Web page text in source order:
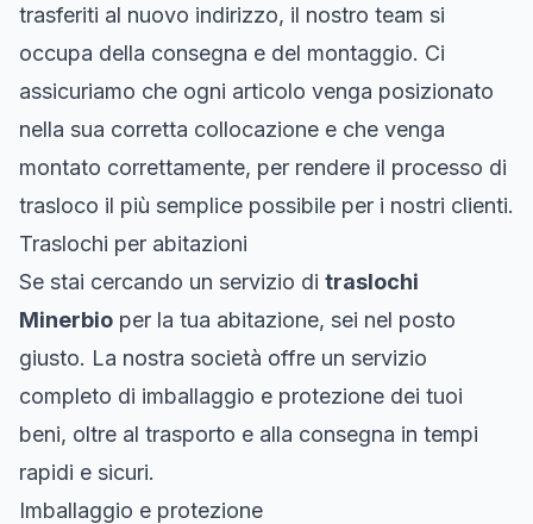
trasferiti al nuovo indirizzo, il nostro team si
occupa della consegna e del montaggio. Ci
assicuriamo che ogni articolo venga posizionato
nella sua corretta collocazione e che venga
montato correttamente, per rendere il processo di
trasloco il più semplice possibile per i nostri clienti.
Traslochi per abitazioni
Se stai cercando un servizio di traslochi
Minerbio per la tua abitazione, sei nel posto
giusto. La nostra società offre un servizio
completo di imballaggio e protezione dei tuoi
beni, oltre al trasporto e alla consegna in tempi
rapidi e sicuri.
Imballaggio e protezione